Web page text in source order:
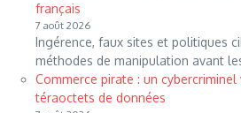
français
7 août 2026
Ingérence, faux sites et politiques
méthodes de manipulation avant
Commerce pirate : un cybercriminel
téraoctets de données